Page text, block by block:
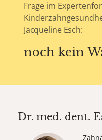
Frage im
Jacqueline Esch:
noch kein
Dr. med. dent.